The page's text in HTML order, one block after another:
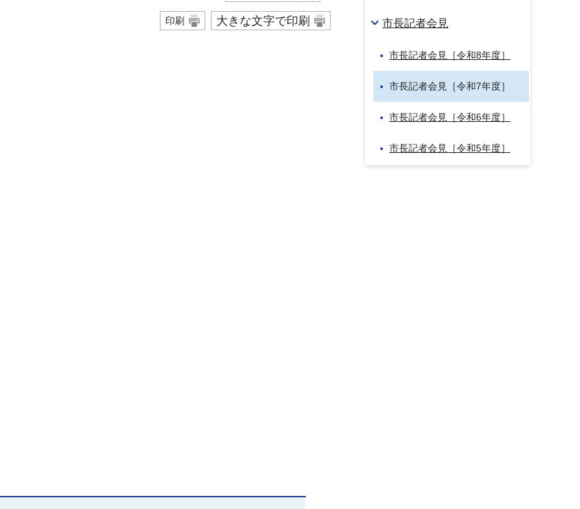
印刷 大きな文字で印刷 市長記者会見
市長記者会見［令和8年度］
市長記者会見［令和7年度］
市長記者会見［令和6年度］
市長記者会見［令和5年度］